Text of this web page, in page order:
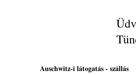
Auschwitz-i látogatás - szállás